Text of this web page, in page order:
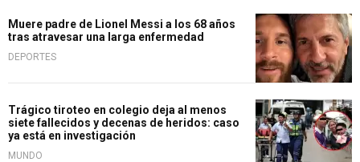
Muere padre de Lionel Messi a los 68 años
tras atravesar una larga enfermedad
DEPORTES
Trágico tiroteo en colegio deja al menos
siete fallecidos y decenas de heridos: caso
ya está en investigación
MUNDO